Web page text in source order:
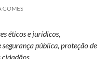
GOMES
éticos e jurídicos,
pública, proteção de
cidadãos